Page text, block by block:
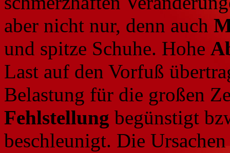
aber nicht nur, denn auch
und spitze Schuhe. Hohe
Last auf den Vorfuß
Belastung für die großen
Fehlstellung begünstigt
beschleunigt. Die